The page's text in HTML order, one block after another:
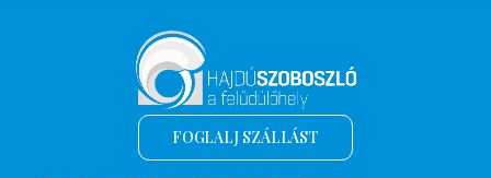
FOGLALJ SZÁLLÁST